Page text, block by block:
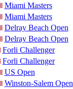
Miami Masters
Miami Masters
Delray Beach Open
Delray Beach Open
Forli Challenger
Forli Challenger
US Open
Winston-Salem Open